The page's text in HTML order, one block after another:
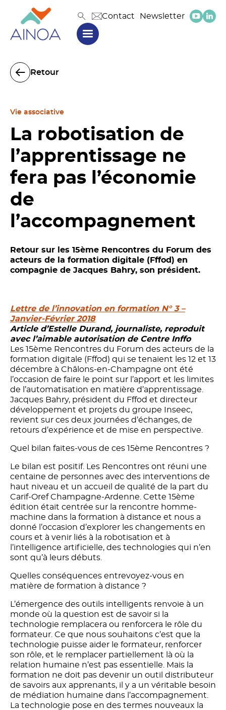
Contact Newsletter
Retour
Vie associative
La robotisation de
l’apprentissage ne
fera pas l’économie
de
l’accompagnement
Retour sur les 15ème Rencontres du Forum des
acteurs de la formation digitale (Fffod) en
compagnie de Jacques Bahry, son président.
Lettre de l’innovation en formation N° 3 –
Janvier-Février 2018
Article d’Estelle Durand, journaliste, reproduit
avec l’aimable autorisation de Centre Inffo
Les 15ème Rencontres du Forum des acteurs de la
formation digitale (Fffod) qui se tenaient les 12 et 13
décembre à Châlons-en-Champagne ont été
l’occasion de faire le point sur l’apport et les limites
de l’automatisation en matière d’apprentissage.
Jacques Bahry, président du Fffod et directeur
développement et projets du groupe Inseec,
revient sur ces deux journées d’échanges, de
retours d’expérience et de mise en perspective.
Quel bilan faites-vous de ces 15ème Rencontres ?
Le bilan est positif. Les Rencontres ont réuni une
centaine de personnes avec des interventions de
haut niveau et un accueil de qualité de la part du
Carif-Oref Champagne-Ardenne. Cette 15ème
édition était centrée sur la rencontre homme-
machine dans la formation à distance et nous a
donné l’occasion d’explorer les changements en
cours et à venir liés à la robotisation et à
l’intelligence artificielle, des technologies qui n’en
sont qu’à leurs débuts.
Quelles conséquences entrevoyez-vous en
matière de formation à distance ?
L’émergence des outils intelligents renvoie à un
monde où la question est de savoir si la
technologie remplacera ou renforcera le rôle du
formateur. Ce que nous souhaitons c’est que la
technologie puisse aider le formateur, renforcer
son rôle, et le remplacer partiellement là où la
relation humaine n’est pas essentielle. Mais la
formation ne doit pas devenir un outil distributeur
de savoirs aux apprenants, il y a un véritable besoin
de médiation humaine dans l’accompagnement.
La technologie pose en des termes nouveaux la